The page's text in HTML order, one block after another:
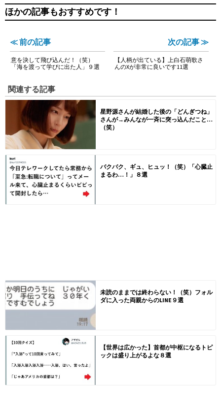
ほかの記事もおすすめです！
≪ 前の記事
意を決して飛び込んだ！（笑）
「海を渡って学びに出た人」９選
次の記事 ≫
【人柄が出ている】上白石萌歌さ
んのXが非常に良いです11選
関連する記事
星野源さんが結婚した後の「どんぎつね」
さんが→みんなが一斉に突っ込んだこと…
（笑）
バクバク、ギュ、ヒュッ！（笑）「心臓止
まるわ…！」８選
未読のままでは終わらない！（笑）フォル
ダに入った両親からのLINE９選
【世界は広かった】首都が中枢になるトピ
ックは盛り上がるよな８選